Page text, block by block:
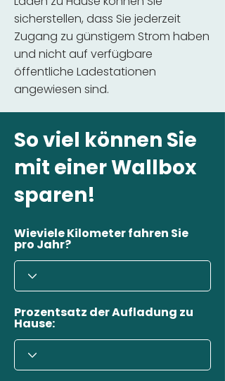
sicherstellen, dass Sie jederzeit
Zugang zu günstigem Strom haben
und nicht auf verfügbare
öffentliche Ladestationen
angewiesen sind.
So viel können Sie
mit einer Wallbox
sparen!
Wieviele Kilometer fahren Sie
pro Jahr?
Prozentsatz der Aufladung zu
Hause: